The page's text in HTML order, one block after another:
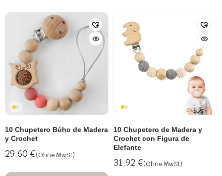
10 Chupetero Búho de Madera
y Crochet
29,60 €(Ohne MwSt)
10 Chupetero de Madera y
Crochet con Figura de
Elefante
31,92 €(Ohne MwSt)